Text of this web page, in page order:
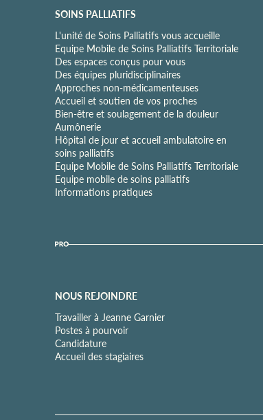
c
o
n
f
i
d
e
n
t
i
a
l
i
t
é
SOINS PALLIATIFS
L'unité de Soins Palliatifs vous accueille
Equipe Mobile de Soins Palliatifs Territoriale
Des espaces conçus pour vous
Des équipes pluridisciplinaires
Approches non-médicamenteuses
Accueil et soutien de vos proches
Bien-être et soulagement de la douleur
Aumônerie
Hôpital de jour et accueil ambulatoire en
soins palliatifs
Equipe Mobile de Soins Palliatifs Territoriale
Equipe mobile de soins palliatifs
Informations pratiques
NOUS REJOINDRE
Travailler à Jeanne Garnier
Postes à pourvoir
Candidature
Accueil des stagiaires